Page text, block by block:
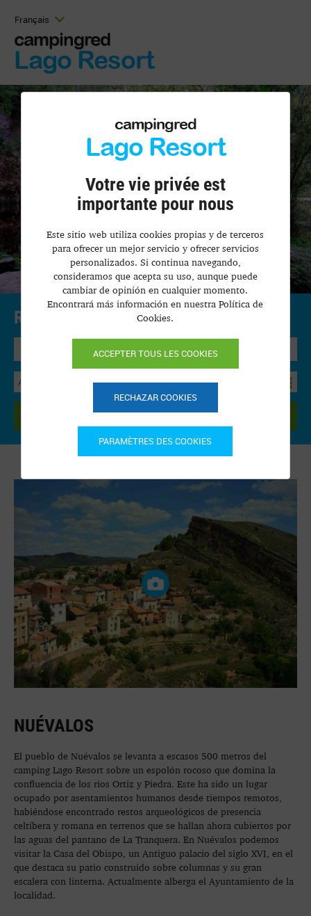
Français
campingred
Lago Resort
Réservation en ligne. Precios y disponibilidad
RECHERCHER
NUÉVALOS
El pueblo de Nuévalos se levanta a escasos 500 metros del
camping Lago Resort sobre un espolón rocoso que domina la
confluencia de los ríos Ortiz y Piedra. Este ha sido un lugar
ocupado por asentamientos humanos desde tiempos remotos,
habiéndose encontrado restos arqueológicos de presencia
celtíbera y romana en terrenos que se hallan ahora cubiertos por
las aguas del pantano de La Tranquera. En Nuévalos podemos
visitar la Casa del Obispo, un Antiguo palacio del siglo XVI, en el
que destaca su patio construido sobre columnas y su gran
escalera con linterna. Actualmente alberga el Ayuntamiento de la
localidad.
campingred
Lago Resort
Votre vie privée est
importante pour nous
Este sitio web utiliza cookies propias y de terceros
para ofrecer un mejor servicio y ofrecer servicios
personalizados. Si continua navegando,
consideramos que acepta su uso, aunque puede
cambiar de opinión en cualquier momento.
Encontrará más información en nuestra Política de
Cookies.
ACCEPTER TOUS LES COOKIES
RECHAZAR COOKIES
PARAMÈTRES DES COOKIES